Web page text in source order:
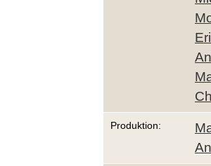
Produktion: